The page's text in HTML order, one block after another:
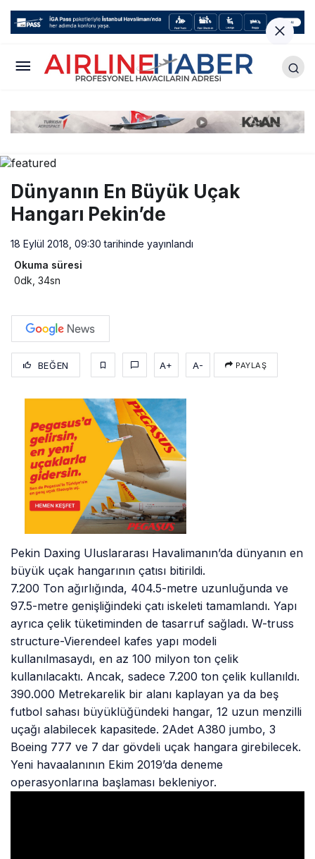
Dünyanın En Büyük Uçak
Hangarı Pekin’de
18 Eylül 2018, 09:30 tarihinde yayınlandı
Okuma süresi
0dk, 34sn
BEĞEN A+ A- PAYLAŞ
Pekin Daxing Uluslararası Havalimanın’da dünyanın en
büyük uçak hangarının çatısı bitirildi.
7.200 Ton ağırlığında, 404.5-metre uzunluğunda ve
97.5-metre genişliğindeki çatı iskeleti tamamlandı. Yapı
ayrıca çelik tüketiminden de tasarruf sağladı. W-truss
structure-Vierendeel kafes yapı modeli
kullanılmasaydı, en az 100 milyon ton çelik
kullanılacaktı. Ancak, sadece 7.200 ton çelik kullanıldı.
390.000 Metrekarelik bir alanı kaplayan ya da beş
futbol sahası büyüklüğündeki hangar, 12 uzun menzilli
uçağı alabilecek kapasitede. 2Adet A380 jumbo, 3
Boeing 777 ve 7 dar gövdeli uçak hangara girebilecek.
Yeni havaalanının Ekim 2019’da deneme
operasyonlarına başlaması bekleniyor.